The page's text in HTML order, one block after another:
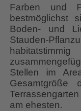
Farben und
bestmöglichst
Boden- und
Stauden-
Stellen im
am ehesten.